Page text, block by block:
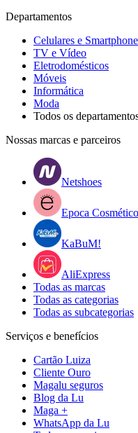
Departamentos
Celulares e
TV e Vídeo
Eletrodomésticos
Móveis
Informática
Moda
Todos os
Nossas marcas e parceiros
Netshoes
Epoca
KaBuM!
AliExpress
Todas as marcas
Todas as categorias
Todas as subcategorias
Serviços e benefícios
Cartão Luiza
Cliente Ouro
Magalu seguros
Blog da Lu
Maga +
WhatsApp da Lu